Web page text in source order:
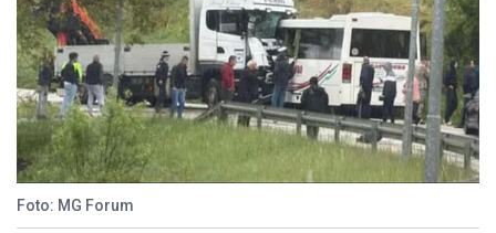
Foto: MG Forum